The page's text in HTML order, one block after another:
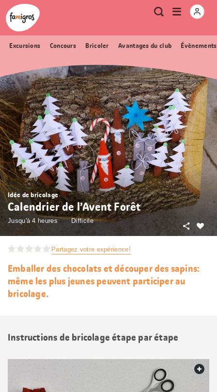
Signets
de
navigation
Header
Logo Métanavigation
RechercheOuvrir
Excursions Concours Bricoler Avantages du club
Partagez votre expérience!
Idée de bricolage
Calendrier de l’Avent Forêt
Jusqu'à 4 heures
Difficile
Partager
Emballer des chocolats et découper des sapins:
même les plus jeunes peuvent participer au
bricolage.
Instructions de bricolage étape par étape